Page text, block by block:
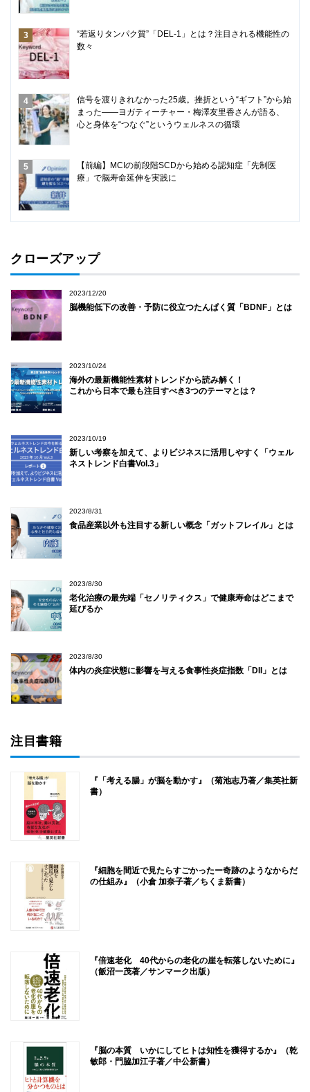
“若返りタンパク質”「DEL-1」とは？注目される機能性の
数々
信号を渡りきれなかった25歳。挫折という“ギフト”から始
まった――ヨガティーチャー・梅澤友里香さんが語る、
心と身体を“つなぐ”というウェルネスの循環
【前編】MCIの前段階SCDから始める認知症「先制医
療」で脳寿命延伸を実践に
クローズアップ
2023/12/20
脳機能低下の改善・予防に役立つたんぱく質「BDNF」とは
2023/10/24
海外の最新機能性素材トレンドから読み解く！
これから日本で最も注目すべき3つのテーマとは？
2023/10/19
新しい考察を加えて、よりビジネスに活用しやすく「ウェル
ネストレンド白書Vol.3」
2023/8/31
食品産業以外も注目する新しい概念「ガットフレイル」とは
2023/8/30
老化治療の最先端「セノリティクス」で健康寿命はどこまで
延びるか
2023/8/30
体内の炎症状態に影響を与える食事性炎症指数「DII」とは
注目書籍
『「考える腸」が脳を動かす』（菊池志乃著／集英社新
書）
『細胞を間近で見たらすごかったー奇跡のようなからだ
の仕組み』（小倉 加奈子著／ちくま新書）
『倍速老化 40代からの老化の崖を転落しないために』
（飯沼一茂著／サンマーク出版）
『脳の本質 いかにしてヒトは知性を獲得するか』（乾
敏郎・門脇加江子著／中公新書）